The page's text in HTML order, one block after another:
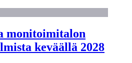
monitoimitalon
keväällä 2028